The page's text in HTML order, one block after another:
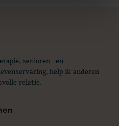
senioren- en
help ik anderen
relatie.